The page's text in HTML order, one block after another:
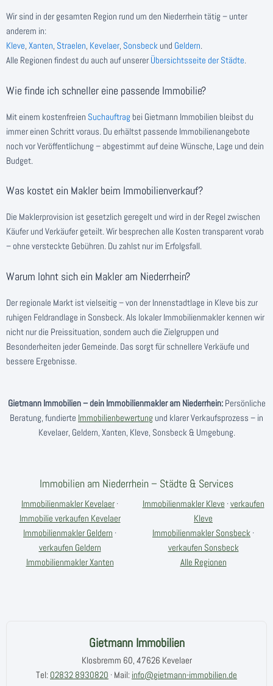
Wir sind in der gesamten Region rund um den Niederrhein tätig – unter
anderem in:
Kleve, Xanten, Straelen, Kevelaer, Sonsbeck und Geldern.
Alle Regionen findest du auch auf unserer Übersichtsseite der Städte.
Wie finde ich schneller eine passende Immobilie?
Mit einem kostenfreien Suchauftrag bei Gietmann Immobilien bleibst du
immer einen Schritt voraus. Du erhältst passende Immobilienangebote
noch vor Veröffentlichung – abgestimmt auf deine Wünsche, Lage und dein
Budget.
Was kostet ein Makler beim Immobilienverkauf?
Die Maklerprovision ist gesetzlich geregelt und wird in der Regel zwischen
Käufer und Verkäufer geteilt. Wir besprechen alle Kosten transparent vorab
– ohne versteckte Gebühren. Du zahlst nur im Erfolgsfall.
Warum lohnt sich ein Makler am Niederrhein?
Der regionale Markt ist vielseitig – von der Innenstadtlage in Kleve bis zur
ruhigen Feldrandlage in Sonsbeck. Als lokaler Immobilienmakler kennen wir
nicht nur die Preissituation, sondern auch die Zielgruppen und
Besonderheiten jeder Gemeinde. Das sorgt für schnellere Verkäufe und
bessere Ergebnisse.
Gietmann Immobilien – dein Immobilienmakler am Niederrhein:Persönliche
Beratung, fundierte Immobilienbewertung und klarer Verkaufsprozess – in
Kevelaer, Geldern, Xanten, Kleve, Sonsbeck & Umgebung.
Immobilien am Niederrhein – Städte & Services
Immobilienmakler Kevelaer ·
Immobilie verkaufen Kevelaer
Immobilienmakler Geldern ·
verkaufen Geldern
Immobilienmakler Xanten
Immobilienmakler Kleve ·verkaufen
Kleve
Immobilienmakler Sonsbeck ·
verkaufen Sonsbeck
Alle Regionen
Gietmann Immobilien
Klosbremm 60, 47626 Kevelaer
Tel: 02832 8930820 · Mail: info@gietmann-immobilien.de